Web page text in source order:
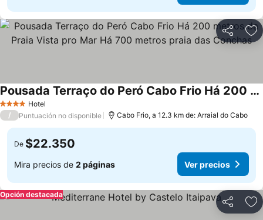
Compartir
4 EstrellasHotel
Pousada Terraço do Peró Cabo Frio Há 200 metros da Praia Vista pro Mar Há 700 metros praia das Conchas
Ver precios
/ Puntuación no disponible Cabo Frio, a 12.3 km de: Arraial do Cabo
De $22.350
Mira precios de 2 páginas Ver precios
Compartir
Opción destacada